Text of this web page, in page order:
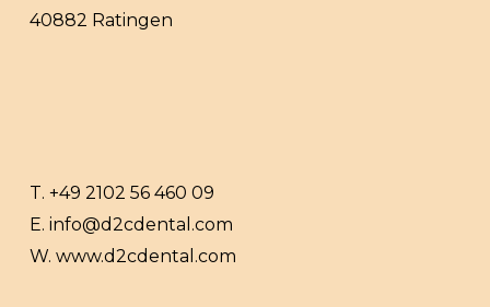
40882 Ratingen
T. +49 2102 56 460 09
E. info@d2cdental.com
W. www.d2cdental.com